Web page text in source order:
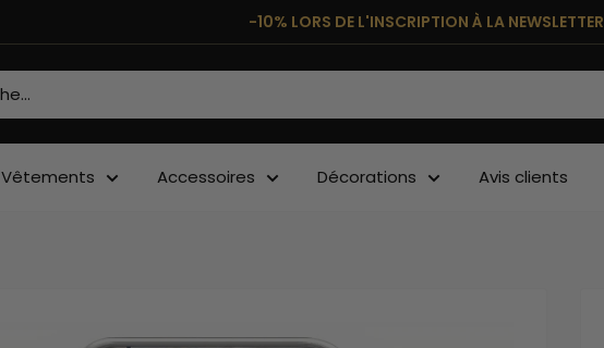
-10% LORS DE L'INSCRIPTION À LA NEWSLETTER
Vêtements Accessoires Décorations Avis clients